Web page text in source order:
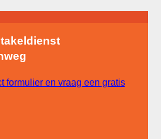
formulier en vraag een gratis